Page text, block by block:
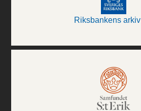
Riksbankens arkiv